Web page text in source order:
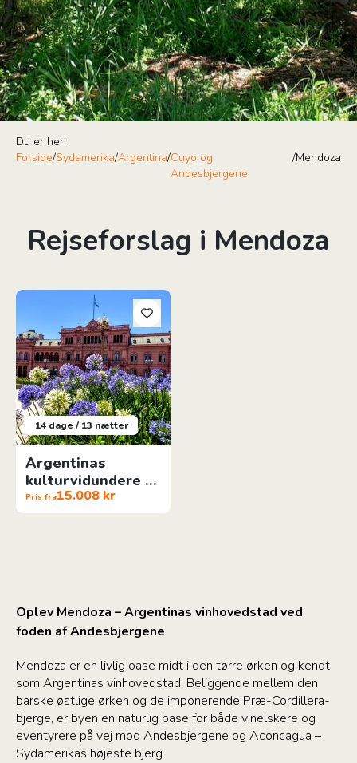
Du er her:
Forside/Sydamerika/Argentina/Cuyo og
Andesbjergene
/Mendoza
Rejseforslag i Mendoza
14 dage / 13 nætter
Argentinas
kulturvidundere -
sommerrejse
Pris fra15.008 kr
Argentinas kulturvidundere - sommerrejse
Oplev Mendoza – Argentinas vinhovedstad ved
foden af Andesbjergene
Mendoza er en livlig oase midt i den tørre ørken og kendt
som Argentinas vinhovedstad. Beliggende mellem den
barske østlige ørken og de imponerende Præ-Cordillera-
bjerge, er byen en naturlig base for både vinelskere og
eventyrere på vej mod Andesbjergene og Aconcagua –
Sydamerikas højeste bjerg.